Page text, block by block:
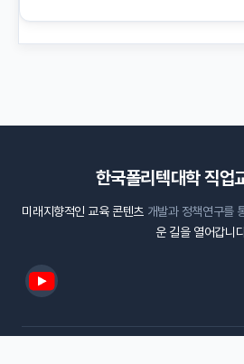
한국폴리텍대학 직업
미래지향적인 교육 콘텐츠 개발과 정책연구를
운 길을 열어갑니